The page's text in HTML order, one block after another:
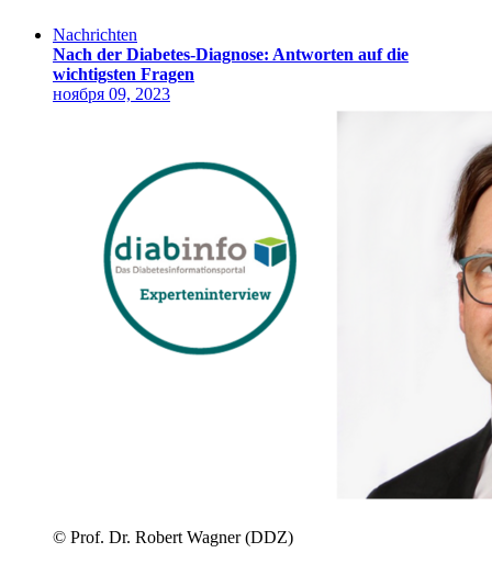
Nachrichten
Nach der Diabetes-Diagnose: Antworten auf die
wichtigsten Fragen
ноября 09, 2023
© Prof. Dr. Robert Wagner (DDZ)